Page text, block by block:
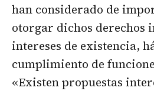
han considerado de
otorgar dichos derechos
intereses de existencia,
cumplimiento de
«Existen propuestas